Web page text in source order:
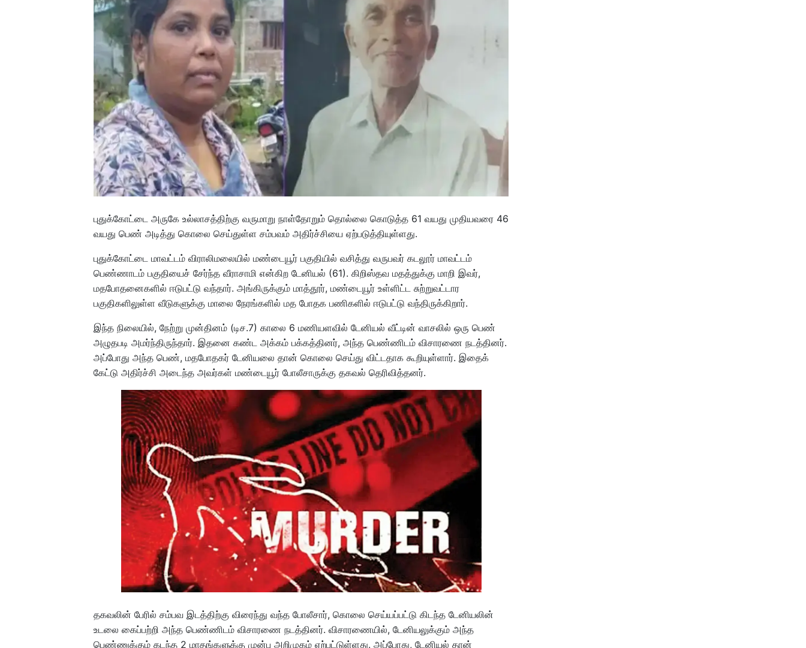
புதுக்கோட்டை அருகே உல்லாசத்திற்கு வருமாறு நாள்தோறும் தொல்லை கொடுத்த 61 வயது முதியவரை 46
வயது பெண் அடித்து கொலை செய்துள்ள சம்பவம் அதிர்ச்சியை ஏற்படுத்தியுள்ளது.
புதுக்கோட்டை மாவட்டம் விராலிமலையில் மண்டையூர் பகுதியில் வசித்து வருபவர் கடலூர் மாவட்டம்
பெண்ணாடம் பகுதியைச் சேர்ந்த வீராசாமி என்கிற டேனியல் (61). கிறிஸ்தவ மதத்துக்கு மாறி இவர்,
மதபோதனைகளில் ஈடுபட்டு வந்தார். அங்கிருக்கும் மாத்தூர், மண்டையூர் உள்ளிட்ட சுற்றுவட்டார
பகுதிகளிலுள்ள வீடுகளுக்கு மாலை நேரங்களில் மத போதக பணிகளில் ஈடுபட்டு வந்திருக்கிறார்.
இந்த நிலையில், நேற்று முன்தினம் (டிச.7) காலை 6 மணியளவில் டேனியல் வீட்டின் வாசலில் ஒரு பெண்
அழுதபடி அமர்ந்திருந்தார். இதனை கண்ட அக்கம் பக்கத்தினர், அந்த பெண்ணிடம் விசாரணை நடத்தினர்.
அப்போது அந்த பெண், மதபோதகர் டேனியலை தான் கொலை செய்து விட்டதாக கூறியுள்ளார். இதைக்
கேட்டு அதிர்ச்சி அடைந்த அவர்கள் மண்டையூர் போலீசாருக்கு தகவல் தெரிவித்தனர்.
தகவலின் பேரில் சம்பவ இடத்திற்கு விரைந்து வந்த போலீசார், கொலை செய்யப்பட்டு கிடந்த டேனியலின்
உடலை கைப்பற்றி அந்த பெண்ணிடம் விசாரணை நடத்தினர். விசாரணையில், டேனியலுக்கும் அந்த
பெண்ணுக்கும் கடந்த 2 மாதங்களுக்கு முன்பு அறிமுகம் ஏற்பட்டுள்ளது. அப்போது, டேனியல் தான்